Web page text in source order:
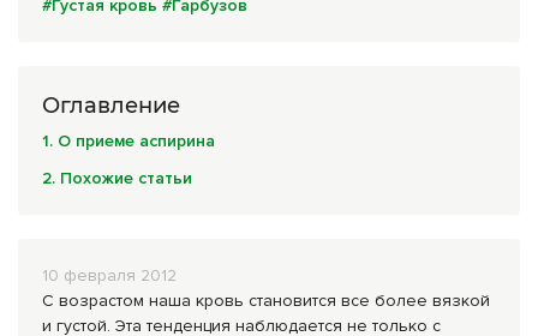
Средства личной гигиены
Книги Гарбузова Г.А.
Комплексные программы лечения
10 февраля 2012
С возрастом наша кровь становится все более вязкой
и густой. Эта тенденция наблюдается не только с
#Густая кровь #Гарбузов
Оглавление
1. О приеме аспирина
2. Похожие статьи